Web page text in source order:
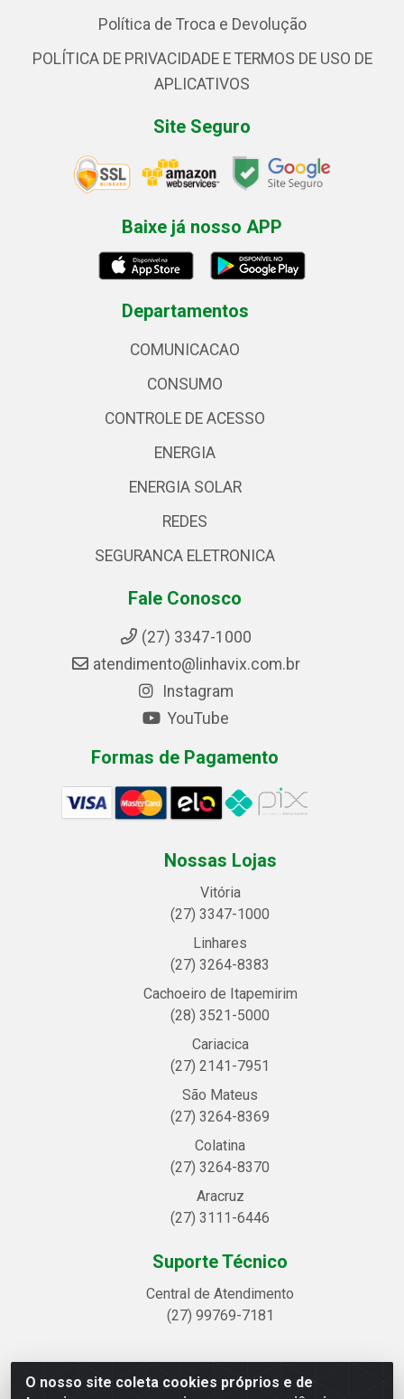
O nosso site coleta cookies próprios e de
Política de Troca e Devolução
POLÍTICA DE PRIVACIDADE E TERMOS DE USO DE
APLICATIVOS
Site Seguro
Baixe já nosso APP
Departamentos
COMUNICACAO
CONSUMO
CONTROLE DE ACESSO
ENERGIA
ENERGIA SOLAR
REDES
SEGURANCA ELETRONICA
Fale Conosco
(27) 3347-1000
atendimento@linhavix.com.br
Instagram
YouTube
Formas de Pagamento
Nossas Lojas
Vitória
(27) 3347-1000
Linhares
(27) 3264-8383
Cachoeiro de Itapemirim
(28) 3521-5000
Cariacica
(27) 2141-7951
São Mateus
(27) 3264-8369
Colatina
(27) 3264-8370
Aracruz
(27) 3111-6446
Suporte Técnico
Central de Atendimento
(27) 99769-7181
Linhavix Distribuidora LTDA - Avenida Alegre, 2521 -